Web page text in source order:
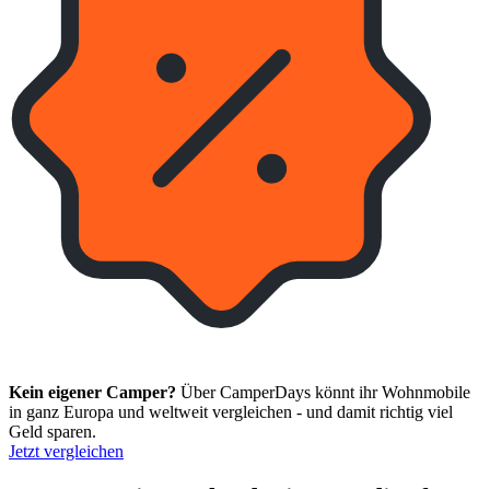
Kein eigener Camper? Über CamperDays könnt ihr Wohnmobile
in ganz Europa und weltweit vergleichen - und damit richtig viel
Geld sparen.
Jetzt vergleichen